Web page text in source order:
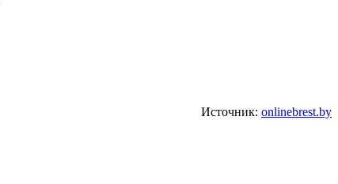
Источник: onlinebrest.by